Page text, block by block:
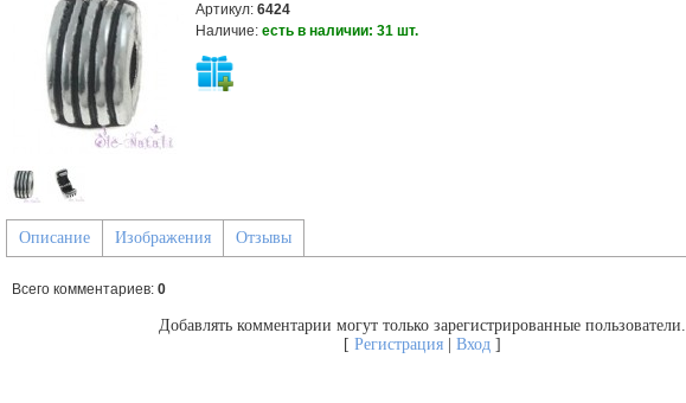
Артикул: 6424
Наличие: есть в наличии: 31 шт.
Описание Изображения Отзывы
Всего комментариев: 0
Добавлять комментарии могут только зарегистрированные пользователи.
[ Регистрация| Вход]